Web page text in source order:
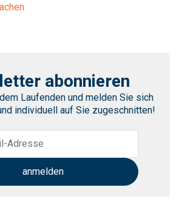
abonnieren
Laufenden und melden Sie sich
individuell auf Sie zugeschnitten!